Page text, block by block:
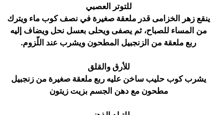
للتوتر العصبي
ينقع زهر الخزامى قدر ملعقة صغيرة في نصف كوب ماء ويترك
من المساء للصباح، ثم يصفى ويحلى بعسل نحل ويضاف إليه
ربع ملعقة من الزنجبيل المطحون ويشرب عند اللّزوم.
للأرق والقلق
يشرب كوب حليب ساخن عليه ربع ملعقة صغيرة من زنجبيل
مطحون مع دهن الجسم بزيت زيتون